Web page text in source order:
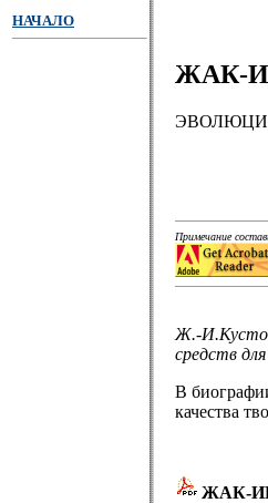
НАЧАЛО
ЖАК-
Примечание
Ж.-И.Кусто -
средств
В
качества
ЖАК-